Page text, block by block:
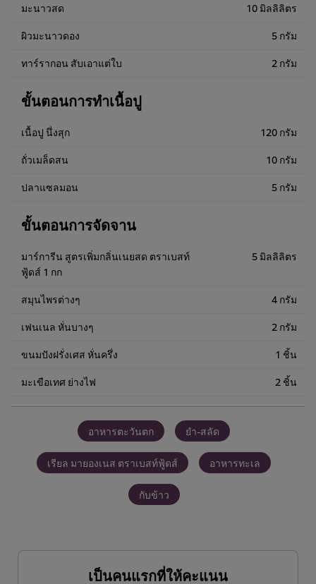
มะนาวสด 10 มิลลิลิตร
ผิวมะนาวดอง 5 กรัม
ทาร์รากอน สับเอาแต่ใบ 2 กรัม
ขั้นตอนการทำเนื้อปู
เนื้อปู นึ่งสุก 120 กรัม
ถั่วเมล็ดสน 10 กรัม
ปลาแซลมอน 5 กรัม
ขั้นตอนการจัดจาน
มาร์การีน สูตรเพิ่มกลิ่นเนยสด ตราเบสท์
ฟู้ดส์ 1 กก
5 มิลลิลิตร
สมุนไพรต่างๆ 4 กรัม
เฟนเนล หั่นบางๆ 2 กรัม
ขนมปังฝรั่งเศส หั่นครึ่ง 1 ชิ้น
มะเขือเทศ ย่างไฟ 2 ชิ้น
อาหารตะวันตก ยำ-สลัด
เรียล มายองเนส ตราเบสท์ฟู้ดส์ อาหารทะเล
กับข้าว
เป็นคนแรกที่ให้คะแนน